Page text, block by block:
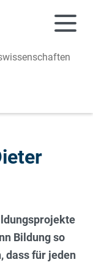
Bildung so
dass für jeden